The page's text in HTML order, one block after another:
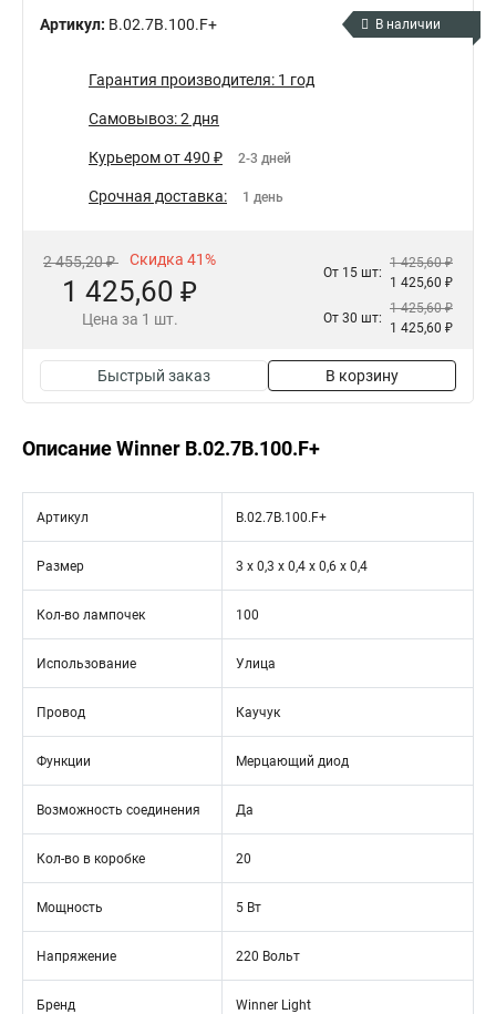
Артикул: B.02.7В.100.F+ В наличии
Гарантия производителя: 1 год
Самовывоз: 2 дня
Курьером от 490 ₽ 2-3 дней
Срочная доставка: 1 день
2 455,20 ₽ Скидка 41%
1 425,60 ₽
Цена за 1 шт.
От 15 шт:
1 425,60 ₽
1 425,60 ₽
От 30 шт:
1 425,60 ₽
1 425,60 ₽
Быстрый заказ В корзину
Описание Winner B.02.7В.100.F+
Артикул B.02.7В.100.F+
Размер 3 х 0,3 х 0,4 х 0,6 х 0,4
Кол-во лампочек 100
Использование Улица
Провод Каучук
Функции Мерцающий диод
Возможность соединения Да
Кол-во в коробке 20
Мощность 5 Вт
Напряжение 220 Вольт
Бренд Winner Light